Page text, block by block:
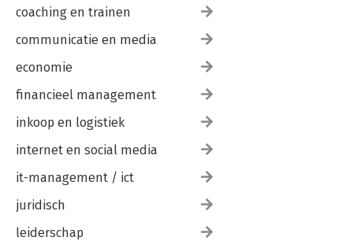
coaching en trainen
communicatie en media
economie
financieel management
inkoop en logistiek
internet en social media
it-management / ict
juridisch
leiderschap